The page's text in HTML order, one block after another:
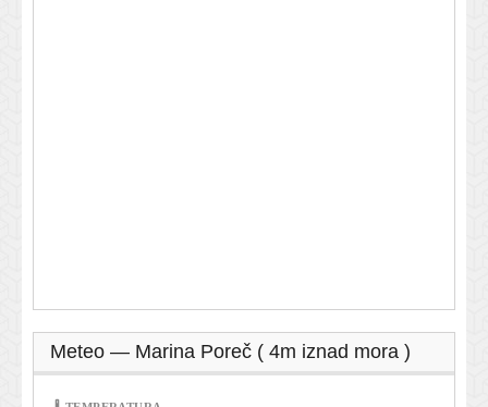
Meteo — Marina Poreč ( 4m iznad mora )